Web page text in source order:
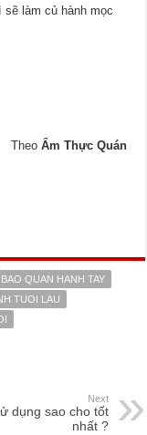
sẽ làm củ hành mọc
Theo Ẩm Thực Quán
BAO QUAN HANH TAY
TUOI LAU
Next
dụng sao cho tốt
nhất ?